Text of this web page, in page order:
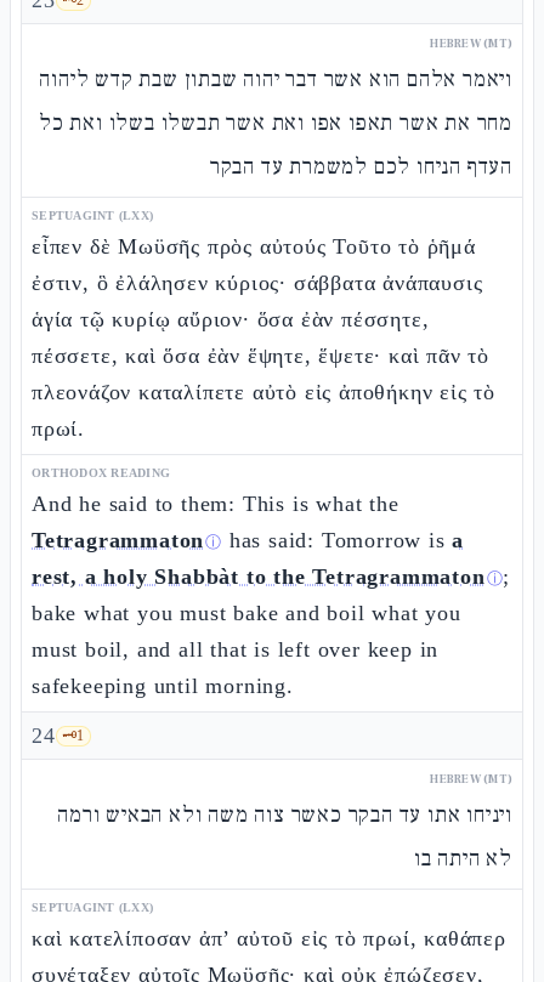
HEBREW (MT)
ויאמר אלהם הוא אשר דבר יהוה שבתון שבת קדש ליהוה
מחר את אשר תאפו אפו ואת אשר תבשלו בשלו ואת כל
העדף הניחו לכם למשמרת עד הבקר
SEPTUAGINT (LXX)
εἶπεν δὲ Μωϋσῆς πρὸς αὐτούς Τοῦτο τὸ ῥῆμά
ἐστιν, ὃ ἐλάλησεν κύριος· σάββατα ἀνάπαυσις
ἁγία τῷ κυρίῳ αὔριον· ὅσα ἐὰν πέσσητε,
πέσσετε, καὶ ὅσα ἐὰν ἕψητε, ἕψετε· καὶ πᾶν τὸ
πλεονάζον καταλίπετε αὐτὸ εἰς ἀποθήκην εἰς τὸ
πρωί.
ORTHODOX READING
And he said to them: This is what the
Tetragrammatonⓘ has said: Tomorrow isa
rest, a holy Shabbàt to the Tetragrammatonⓘ;
bake what you must bake and boil what you
must boil, and all that is left over keep in
safekeeping until morning.
24 🗝️1
HEBREW (MT)
ויניחו אתו עד הבקר כאשר צוה משה ולא הבאיש ורמה
לא היתה בו
SEPTUAGINT (LXX)
καὶ κατελίποσαν ἀπ’ αὐτοῦ εἰς τὸ πρωί, καθάπερ
συνέταξεν αὐτοῖς Μωϋσῆς· καὶ οὐκ ἐπώζεσεν,